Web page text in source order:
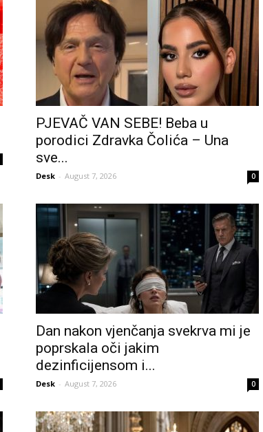
PJEVAČ VAN SEBE! Beba u
porodici Zdravka Čolića – Una
sve...
Desk - August 7, 2026 0
Dan nakon vjenčanja svekrva mi je
poprskala oči jakim
dezinficijensom i...
Desk - August 7, 2026 0